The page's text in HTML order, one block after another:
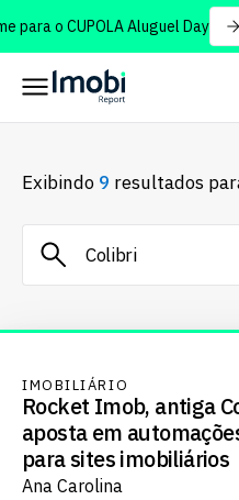
o CUPOLA Aluguel Day
Exibindo 9 resultados
IMOBILIÁRIO
Rocket Imob, antiga
aposta em
para sites imobiliários
Ana Carolina